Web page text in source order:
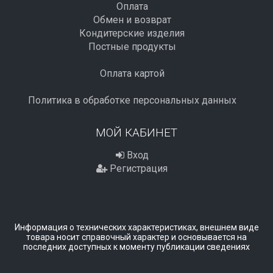
Оплата
Обмен и возврат
Кондитерские изделия
Постные продукты
Оплата картой
Политика в обработке персональных данных
МОЙ КАБИНЕТ
Вход
Регистрация
Информация о технических характеристиках, внешнем виде
товара носит справочный характер и основывается на
последних доступных к моменту публикации сведениях